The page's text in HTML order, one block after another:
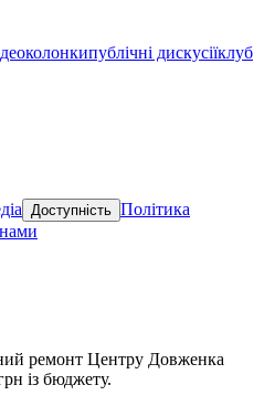
колонкипублічні дискусіїклуб
Доступність Політика
ремонт Центру Довженка
із бюджету.